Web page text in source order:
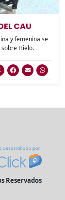
CAU
y femenina se
sobre Hielo.
Reservados